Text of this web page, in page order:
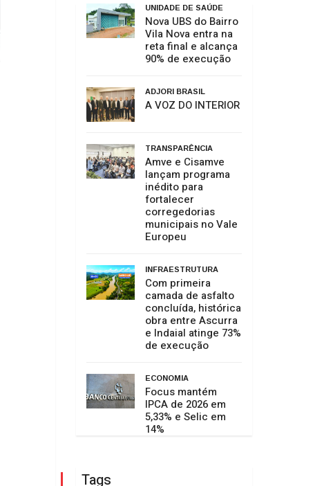
UNIDADE DE SAÚDE
Nova UBS do Bairro
Vila Nova entra na
reta final e alcança
90% de execução
ADJORI BRASIL
A VOZ DO INTERIOR
TRANSPARÊNCIA
Amve e Cisamve
lançam programa
inédito para
fortalecer
corregedorias
municipais no Vale
Europeu
INFRAESTRUTURA
Com primeira
camada de asfalto
concluída, histórica
obra entre Ascurra
e Indaial atinge 73%
de execução
ECONOMIA
Focus mantém
IPCA de 2026 em
5,33% e Selic em
14%
Tags